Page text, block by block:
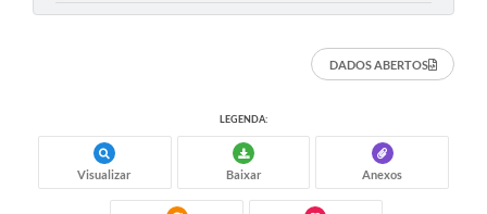
DADOS ABERTOS
LEGENDA:
Visualizar Baixar Anexos